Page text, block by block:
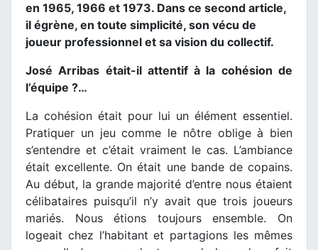
en 1965, 1966 et 1973. Dans ce second article,
il égrène, en toute simplicité, son vécu de
joueur professionnel et sa vision du collectif.
José Arribas était-il attentif à la cohésion de
l’équipe ?…
La cohésion était pour lui un élément essentiel.
Pratiquer un jeu comme le nôtre oblige à bien
s’entendre et c’était vraiment le cas. L’ambiance
était excellente. On était une bande de copains.
Au début, la grande majorité d’entre nous étaient
célibataires puisqu’il n’y avait que trois joueurs
mariés. Nous étions toujours ensemble. On
logeait chez l’habitant et partagions les mêmes